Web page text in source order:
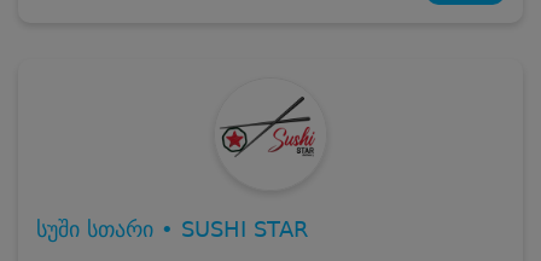
სუში სთარი • SUSHI STAR